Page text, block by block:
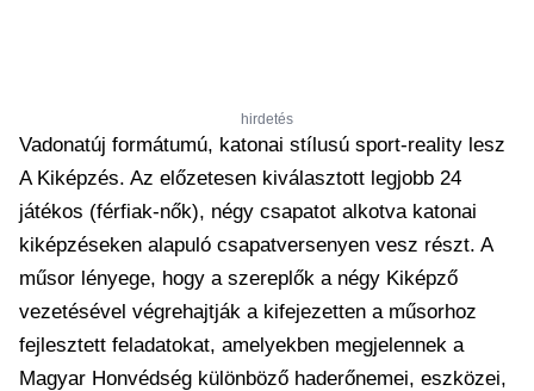
hirdetés
Vadonatúj formátumú, katonai stílusú sport-reality lesz
A Kiképzés. Az előzetesen kiválasztott legjobb 24
játékos (férfiak-nők), négy csapatot alkotva katonai
kiképzéseken alapuló csapatversenyen vesz részt. A
műsor lényege, hogy a szereplők a négy Kiképző
vezetésével végrehajtják a kifejezetten a műsorhoz
fejlesztett feladatokat, amelyekben megjelennek a
Magyar Honvédség különböző haderőnemei, eszközei,